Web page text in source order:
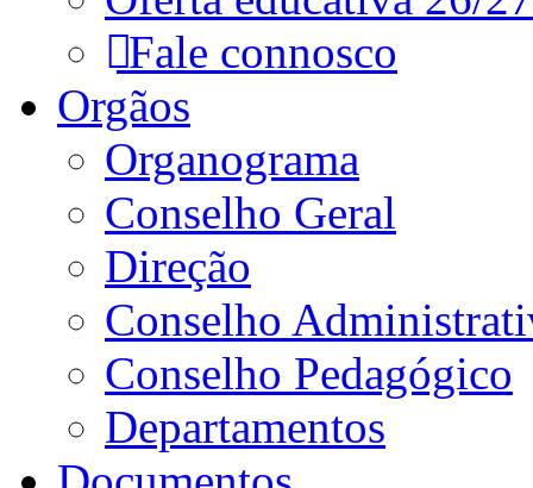
Fale connosco
Orgãos
Organograma
Conselho Geral
Direção
Conselho
Conselho Pedagógico
Departamentos